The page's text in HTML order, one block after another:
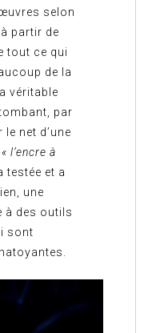
selon
partir de
tout ce qui
de la
véritable
par
net d’une
« l’encre à
testée et a
une
à des outils
sont